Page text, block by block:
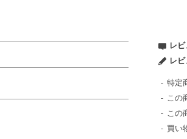
レ
レ
特定
この
この
買い